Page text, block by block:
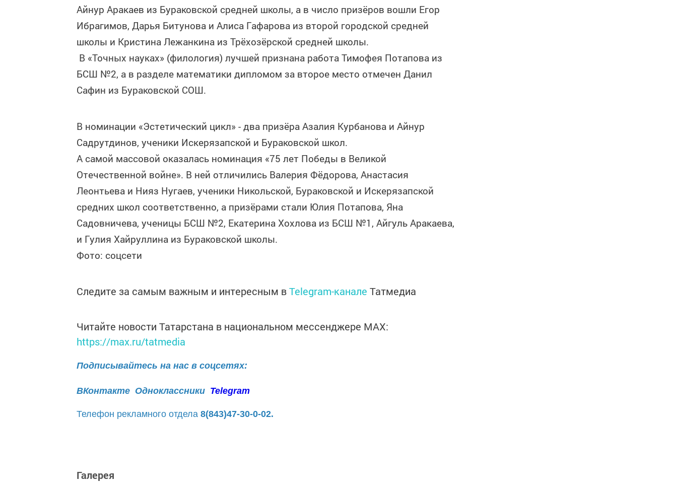
Айнур Аракаев из Бураковской средней школы, а в число призёров вошли Егор
Ибрагимов, Дарья Битунова и Алиса Гафарова из второй городской средней
школы и Кристина Лежанкина из Трёхозёрской средней школы.
В «Точных науках» (филология) лучшей признана работа Тимофея Потапова из
БСШ №2, а в разделе математики дипломом за второе место отмечен Данил
Сафин из Бураковской СОШ.
В номинации «Эстетический цикл» - два призёра Азалия Курбанова и Айнур
Садрутдинов, ученики Искерязапской и Бураковской школ.
А самой массовой оказалась номинация «75 лет Победы в Великой
Отечественной войне». В ней отличились Валерия Фёдорова, Анастасия
Леонтьева и Нияз Нугаев, ученики Никольской, Бураковской и Искерязапской
средних школ соответственно, а призёрами стали Юлия Потапова, Яна
Садовничева, ученицы БСШ №2, Екатерина Хохлова из БСШ №1, Айгуль Аракаева,
и Гулия Хайруллина из Бураковской школы.
Фото: соцсети
Следите за самым важным и интересным вTelegram-канале Татмедиа
Читайте новости Татарстана в национальном мессенджере MАХ:
https://max.ru/tatmedia
Подписывайтесь на нас в соцсетях:
ВКонтакте Одноклассники Telegram
Телефон рекламного отдела 8(843)47-30-0-02.
Галерея